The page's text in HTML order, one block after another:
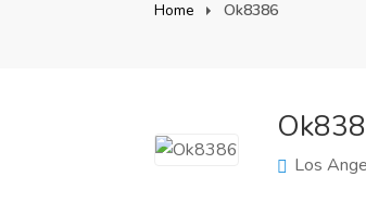
Home Ok8386
Los